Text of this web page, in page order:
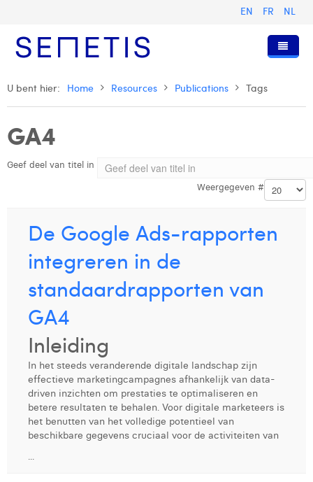
EN FR NL
Home
Diensten
Digital Advertising
Digital Business Intelligence
Trainingen
Wie zijn wij
Onze Geschiedenis
Anouk Allegaert
Arthur Collard
Camille Servais
Charlie Deschamps
Dhan Claes
Diane Tremouroux
Edouard Polet
Elio Civalleri
Onze Waarden
Omnicom Media Group
Certificeringen
Pers & Publicaties
Presentaties en Cases
Persberichten
Vacatures
Strategy Director
Digital Business Analyst
Digital Business Consultant NL
Digital Business Intern
Contact
U bent hier: Home Resources Publications Tags
GA4
Geef deel van titel in
Weergegeven #
De Google Ads-rapporten
integreren in de
standaardrapporten van
GA4
Inleiding
In het steeds veranderende digitale landschap zijn
effectieve marketingcampagnes afhankelijk van data-
driven inzichten om prestaties te optimaliseren en
betere resultaten te behalen. Voor digitale marketeers is
het benutten van het volledige potentieel van
beschikbare gegevens cruciaal voor de activiteiten van
...